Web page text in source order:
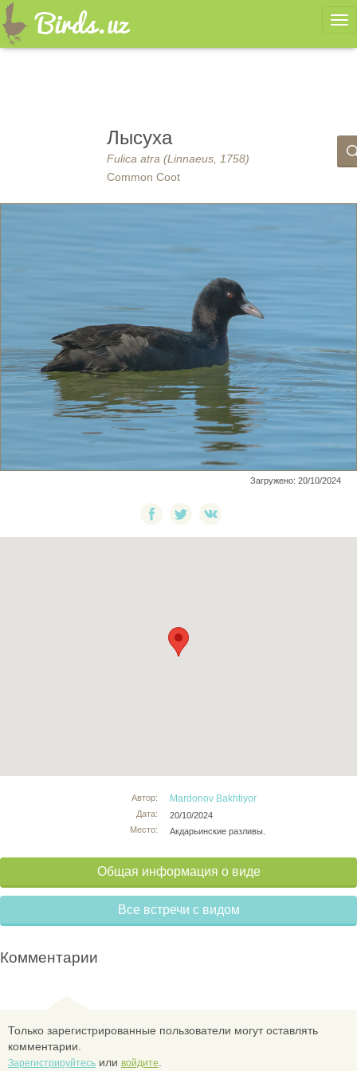
Лысуха
Fulica atra (Linnaeus, 1758)
Common Coot
Загружено: 20/10/2024
Автор:
Дата:
Место:
Mardonov Bakhtiyor
20/10/2024
Акдарьинские разливы.
Общая информация о виде
Все встречи с видом
Комментарии
Только зарегистрированные пользователи могут оставлять
комментарии.
Зарегистрируйтесь или войдите